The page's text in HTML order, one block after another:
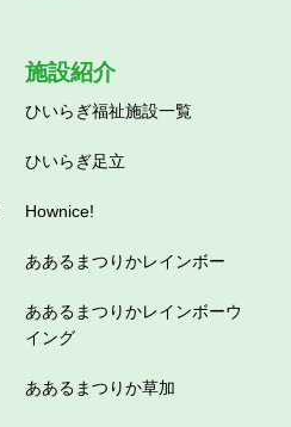
施設紹介
ひいらぎ福祉施設一覧
ひいらぎ足立
Hownice!
ああるまつりかレインボー
ああるまつりかレインボーウ
イング
ああるまつりか草加